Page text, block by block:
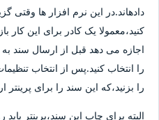
دادهاند.در این نرم افزار ها وقتی
کنید،معمولا یک کادر برای این کار
اجازه می دهد قبل از ارسال سند
را انتخاب کنید.پس از انتخاب
را بزنید،که این سند را برای
البته برای چاپ این سند،پرینتر